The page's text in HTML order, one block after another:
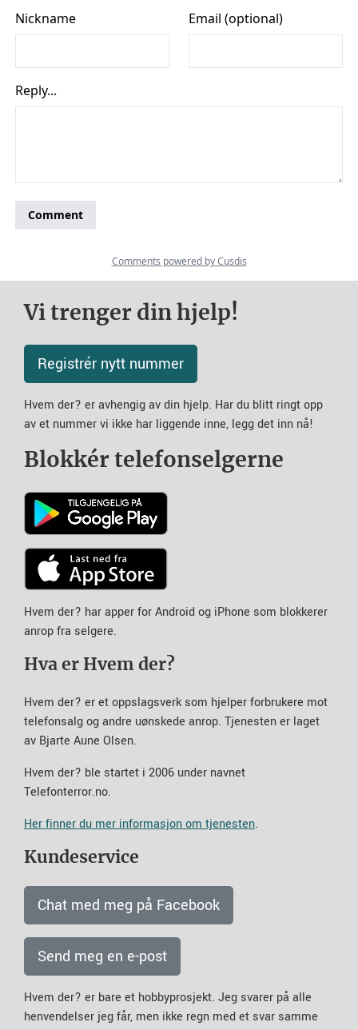
Vi trenger din hjelp!
Registrér nytt nummer
Hvem der? er avhengig av din hjelp. Har du blitt ringt opp
av et nummer vi ikke har liggende inne, legg det inn nå!
Blokkér telefonselgerne
Hvem der? har apper for Android og iPhone som blokkerer
anrop fra selgere.
Hva er Hvem der?
Hvem der? er et oppslagsverk som hjelper forbrukere mot
telefonsalg og andre uønskede anrop. Tjenesten er laget
av Bjarte Aune Olsen.
Hvem der? ble startet i 2006 under navnet
Telefonterror.no.
Her finner du mer informasjon om tjenesten.
Kundeservice
Chat med meg på Facebook
Send meg en e-post
Hvem der? er bare et hobbyprosjekt. Jeg svarer på alle
henvendelser jeg får, men ikke regn med et svar samme